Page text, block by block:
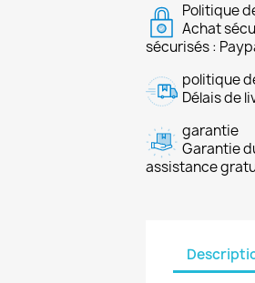
Politique
Achat
sécurisés :
politique
Délais de
garantie
Garantie
assistance